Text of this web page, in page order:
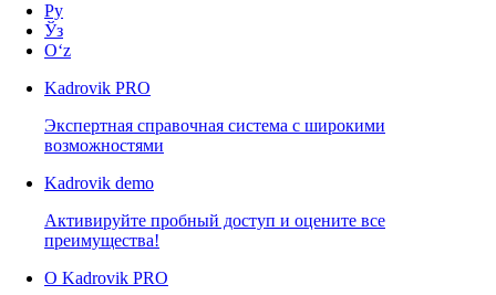
Ру
Ўз
Oʻz
Kadrovik PRO
Экспертная справочная система с широкими
возможностями
Kadrovik demo
Активируйте пробный доступ и оцените все
преимущества!
О Kadrovik PRO